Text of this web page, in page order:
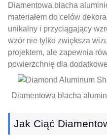
Diamentowa blacha
materiałem do celów
unikalny i przyciągający
wzór nie tylko zwiększa
projektem, ale zapewnia
powierzchnię dla
Diamentowa blacha
Jak Ciąć